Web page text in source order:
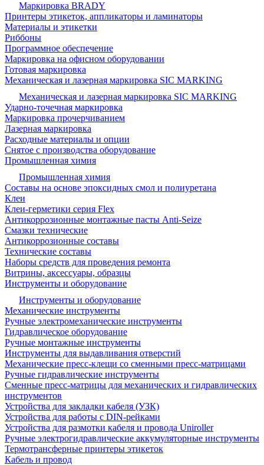
Маркировка BRADY
Принтеры этикеток, аппликаторы и ламинаторы
Материалы и этикетки
Риббоны
Программное обеспечение
Маркировка на офисном оборудовании
Готовая маркировка
Механическая и лазерная маркировка SIC MARKING
Механическая и лазерная маркировка SIC MARKING
Ударно-точечная маркировка
Маркировка прочерчиванием
Лазерная маркировка
Расходные материалы и опции
Снятое с производства оборудование
Промышленная химия
Промышленная химия
Составы на основе эпоксидных смол и полиуретана
Клеи
Клеи-герметики серия Flex
Антикоррозионные монтажные пасты Anti-Seize
Смазки технические
Антикоррозионные составы
Технические составы
Наборы средств для проведения ремонта
Витрины, аксессуары, образцы
Инструменты и оборудование
Инструменты и оборудование
Механические инструменты
Ручные электромеханические инструменты
Гидравлическое оборудование
Ручные монтажные инструменты
Инструменты для выдавливания отверстий
Механические пресс-клещи со сменными пресс-матрицами
Ручные гидравлические инструменты
Сменные пресс-матрицы для механических и гидравлических
инструментов
Устройства для закладки кабеля (УЗК)
Устройства для работы с DIN-рейками
Устройства для размотки кабеля и провода Uniroller
Ручные электрогидравлические аккумуляторные инструменты
Термотрансферные принтеры этикеток
Кабель и провод